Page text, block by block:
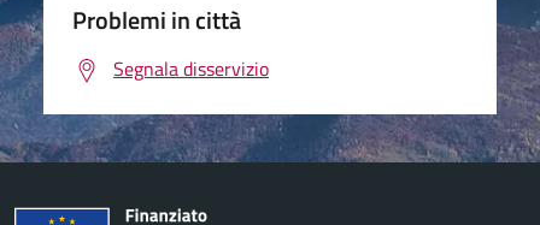
Problemi in città
Segnala disservizio